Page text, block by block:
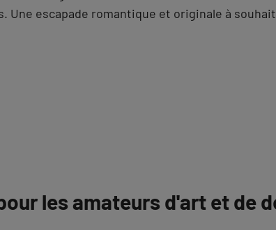
Une escapade romantique et originale à souhait
les amateurs d'art et de